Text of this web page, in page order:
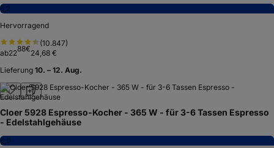
8,2
Hervorragend
(10.847)
ab2288€24,68 €
Lieferung 10. – 12. Aug.
Cloer 5928 Espresso-Kocher - 365 W - für 3-6 Tassen Espresso
- Edelstahlgehäuse
8,0